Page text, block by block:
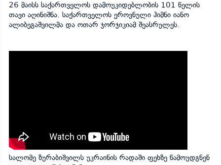
26 მაისს საქართველოს დამოუკიდებლობის 101 წელის
თავი აღინიშნა. საქართველოს ეროვნული ჰიმნი იანო
ალიბეგაშვილმა და ოთარ ჯორჯიკიამ შეასრულეს.
სალომე ზურაბიშვილს უკრაინის რადაში ფეხზე წამოუდგნენ